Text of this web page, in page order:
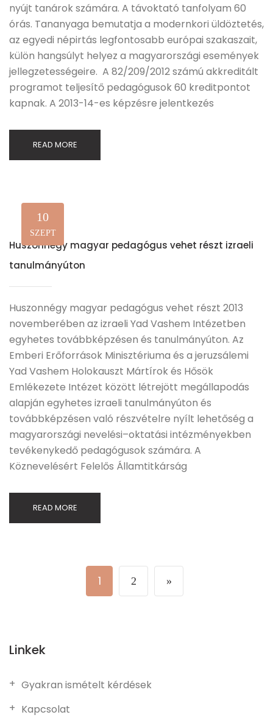
nyújt tanárok számára. A távoktató tanfolyam 60
órás. Tananyaga bemutatja a modernkori üldöztetés,
az egyedi népirtás legfontosabb európai szakaszait,
külön hangsúlyt helyez a magyarországi események
jellegzetességeire. A 82/209/2012 számú akkreditált
programot teljesítő pedagógusok 60 kreditpontot
kapnak. A 2013-14-es képzésre jelentkezés
READ MORE
10
SZEPT
Huszonnégy magyar pedagógus vehet részt izraeli
tanulmányúton
Huszonnégy magyar pedagógus vehet részt 2013
novemberében az izraeli Yad Vashem Intézetben
egyhetes továbbképzésen és tanulmányúton. Az
Emberi Erőforrások Minisztériuma és a jeruzsálemi
Yad Vashem Holokauszt Mártírok és Hősök
Emlékezete Intézet között létrejött megállapodás
alapján egyhetes izraeli tanulmányúton és
továbbképzésen való részvételre nyílt lehetőség a
magyarországi nevelési–oktatási intézményekben
tevékenykedő pedagógusok számára. A
Köznevelésért Felelős Államtitkárság
READ MORE
1 2 »
Linkek
Gyakran ismételt kérdések
Kapcsolat